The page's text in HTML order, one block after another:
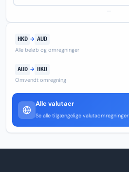
—
HKD → AUD
Alle beløb og omregninger
AUD → HKD
Omvendt omregning
Alle valutaer
Se alle tilgængelige valutaomregninger